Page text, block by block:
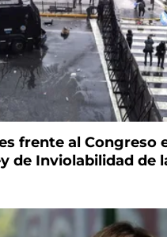
frente al Congreso
de Inviolabilidad de